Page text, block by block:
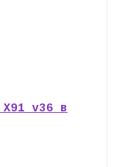
X91 v36 в